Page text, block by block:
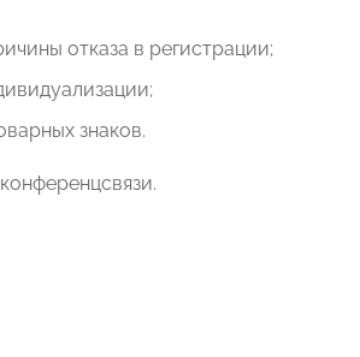
отказа в регистрации;
знаков.